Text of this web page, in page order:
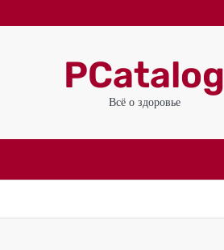
PCatalog
Всё о здоровье